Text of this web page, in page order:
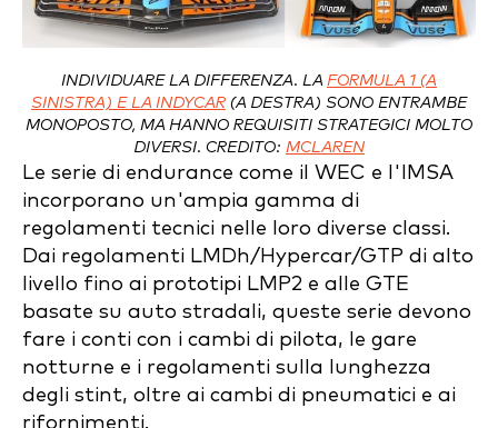
INDIVIDUARE LA DIFFERENZA. LA FORMULA 1 (A
SINISTRA) E LA INDYCAR (A DESTRA) SONO ENTRAMBE
MONOPOSTO, MA HANNO REQUISITI STRATEGICI MOLTO
DIVERSI. CREDITO: MCLAREN
Le serie di endurance come il WEC e l'IMSA
incorporano un'ampia gamma di
regolamenti tecnici nelle loro diverse classi.
Dai regolamenti LMDh/Hypercar/GTP di alto
livello fino ai prototipi LMP2 e alle GTE
basate su auto stradali, queste serie devono
fare i conti con i cambi di pilota, le gare
notturne e i regolamenti sulla lunghezza
degli stint, oltre ai cambi di pneumatici e ai
rifornimenti.